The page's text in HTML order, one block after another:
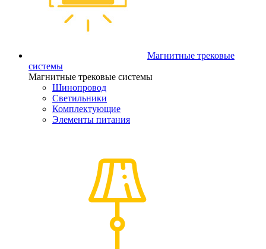
Магнитные трековые
системы
Магнитные трековые системы
Шинопровод
Светильники
Комплектующие
Элементы питания